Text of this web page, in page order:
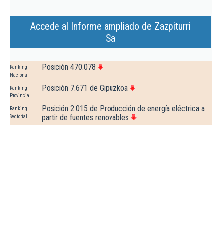
Accede al Informe ampliado de Zazpiturri
Sa
Ranking
Nacional
Posición 470.078
Ranking
Provincial
Posición 7.671 de Gipuzkoa
Ranking
Sectorial
Posición 2.015 de Producción de energía eléctrica a
partir de fuentes renovables